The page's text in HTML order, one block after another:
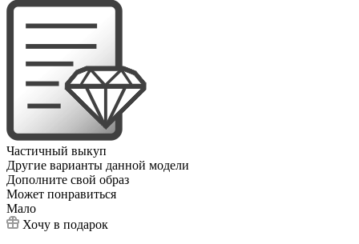
Частичный выкуп
Другие варианты данной модели
Дополните свой образ
Может понравиться
Мало
Хочу в подарок